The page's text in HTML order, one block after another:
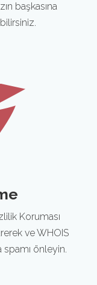
başkasına
Koruması
ve WHOIS
spamı önleyin.